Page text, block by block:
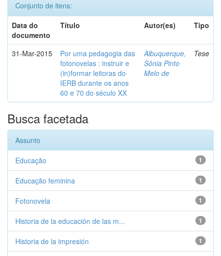
Conjunto de itens:
Data do
documento
Título Autor(es) Tipo
31-Mar-2015
Por uma pedagogia das
fotonovelas : instruir e
(in)formar leitoras do
IERB durante os anos
60 e 70 do século XX
Albuquerque,
Sônia Pinto
Melo de
Tese
Busca facetada
Assunto
1
Educação
1
Educação feminina
1
Fotonovela
1
Historia de la educación de las m...
1
Historia de la impresión